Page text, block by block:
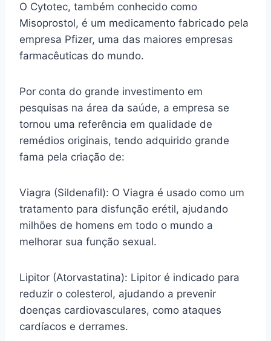
O Cytotec, também conhecido como
Misoprostol, é um medicamento fabricado pela
empresa Pfizer, uma das maiores empresas
farmacêuticas do mundo.
Por conta do grande investimento em
pesquisas na área da saúde, a empresa se
tornou uma referência em qualidade de
remédios originais, tendo adquirido grande
fama pela criação de:
Viagra (Sildenafil): O Viagra é usado como um
tratamento para disfunção erétil, ajudando
milhões de homens em todo o mundo a
melhorar sua função sexual.
Lipitor (Atorvastatina): Lipitor é indicado para
reduzir o colesterol, ajudando a prevenir
doenças cardiovasculares, como ataques
cardíacos e derrames.